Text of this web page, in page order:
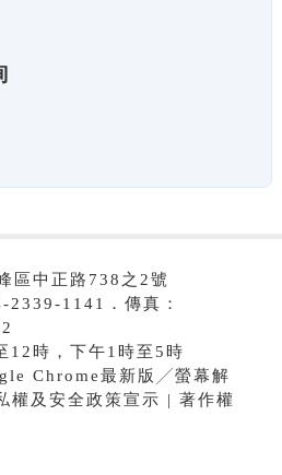
區中正路738之2號
1141．傳真：
12時，下午1時至5時
Chrome最新版╱螢幕解
權及安全政策宣示 | 著作權